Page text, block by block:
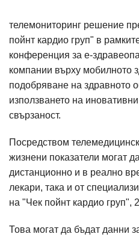
телемониторинг решение
пойнт кардио груп" в
конференция за е-
компании върху мобилното
подобряване на здравното
използването на
свързаност.
Посредством
жизнени показатели могат
дистанционно и в реално
лекари, така и от
на "Чек пойнт кардио груп",
Това могат да бъдат данни